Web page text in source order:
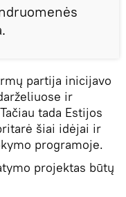
partija inicijavo
ir
tada Estijos
šiai idėjai ir
programoje.
projektas būtų